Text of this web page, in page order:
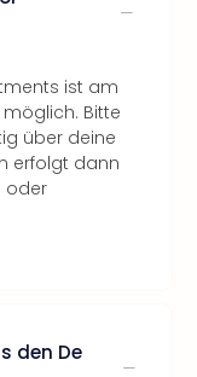
ist am
möglich. Bitte
über deine
erfolgt dann
oder
den De